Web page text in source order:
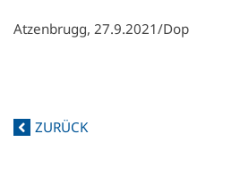
Atzenbrugg, 27.9.2021/Dop
ZURÜCK